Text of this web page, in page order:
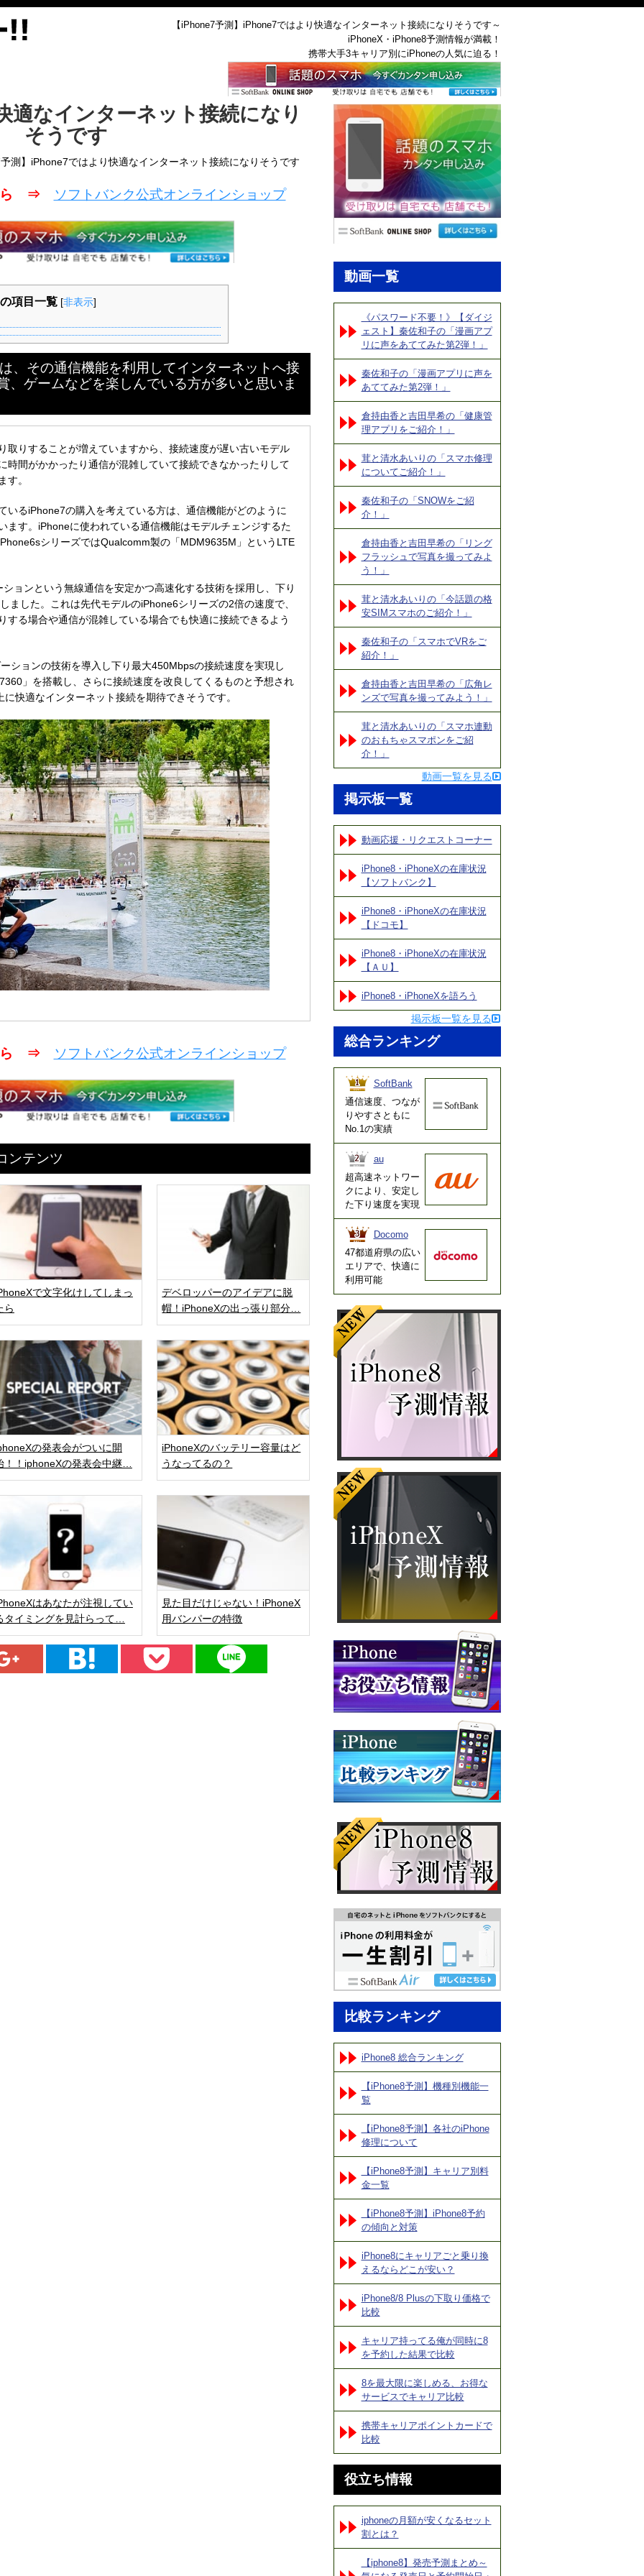
【iPhone7予測】iPhone7ではより快適なインターネット接続になりそうです～
iPhoneX・iPhone8予測情報が満載！
携帯大手3キャリア別にiPhoneの人気に迫る！
適なインターネット接続になり
そうです
測】iPhone7ではより快適なインターネット接続になりそうです
ら ⇒ ソフトバンク公式オンラインショップ
項目一覧 [非表示]
、その通信機能を利用してインターネットへ接
、ゲームなどを楽しんでいる方が多いと思いま
取りすることが増えていますから、接続速度が遅い古いモデル
時間がかかったり通信が混雑していて接続できなかったりして
す。
いるiPhone7の購入を考えている方は、通信機能がどのように
ます。iPhoneに使われている通信機能はモデルチェンジするた
シリーズではQualcomm製の「MDM9635M」というLTE
ョンという無線通信を安定かつ高速化する技術を採用し、下り
ました。これは先代モデルのiPhone6シリーズの2倍の速度で、
する場合や通信が混雑している場合でも快適に接続できるよう
ションの技術を導入し下り最大450Mbpsの接続速度を実現し
」を搭載し、さらに接続速度を改良してくるものと予想され
快適なインターネット接続を期待できそうです。
ら ⇒ ソフトバンク公式オンラインショップ
ンテンツ
で文字化けしてしまっ
ら
デベロッパーのアイデアに脱
帽！iPhoneXの出っ張り部分…
の発表会がついに開
！！iphoneXの発表会中継…
iPhoneXのバッテリー容量はど
うなってるの？
はあなたが注視してい
タイミングを見計らって…
見た目だけじゃない！iPhoneX
用バンパーの特徴
動画一覧
《パスワード不要！》【ダイジ
ェスト】秦佐和子の「漫画アプ
リに声をあててみた第2弾！」
秦佐和子の「漫画アプリに声を
あててみた第2弾！」
倉持由香と吉田早希の「健康管
理アプリをご紹介！」
茸と清水あいりの「スマホ修理
についてご紹介！」
秦佐和子の「SNOWをご紹
介！」
倉持由香と吉田早希の「リング
フラッシュで写真を撮ってみよ
う！」
茸と清水あいりの「今話題の格
安SIMスマホのご紹介！」
秦佐和子の「スマホでVRをご
紹介！」
倉持由香と吉田早希の「広角レ
ンズで写真を撮ってみよう！」
茸と清水あいりの「スマホ連動
のおもちゃスマポンをご紹
介！」
動画一覧を見る
掲示板一覧
動画応援・リクエストコーナー
iPhone8・iPhoneXの在庫状況
【ソフトバンク】
iPhone8・iPhoneXの在庫状況
【ドコモ】
iPhone8・iPhoneXの在庫状況
【ＡＵ】
iPhone8・iPhoneXを語ろう
掲示板一覧を見る
総合ランキング
SoftBank
通信速度、つなが
りやすさともに
No.1の実績
au
超高速ネットワー
クにより、安定し
た下り速度を実現
Docomo
47都道府県の広い
エリアで、快適に
利用可能
比較ランキング
iPhone8 総合ランキング
【iPhone8予測】機種別機能一
覧
【iPhone8予測】各社のiPhone
修理について
【iPhone8予測】キャリア別料
金一覧
【iPhone8予測】iPhone8予約
の傾向と対策
iPhone8にキャリアごと乗り換
えるならどこが安い？
iPhone8/8 Plusの下取り価格で
比較
キャリア持ってる俺が同時に8
を予約した結果で比較
8を最大限に楽しめる、お得な
サービスでキャリア比較
携帯キャリアポイントカードで
比較
役立ち情報
iphoneの月額が安くなるセット
割とは？
【iphone8】発売予測まとめ～